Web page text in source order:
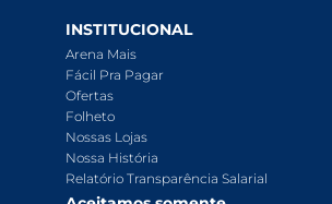
INSTITUCIONAL
Arena Mais
Fácil Pra Pagar
Ofertas
Folheto
Nossas Lojas
Nossa História
Relatório Transparência Salarial